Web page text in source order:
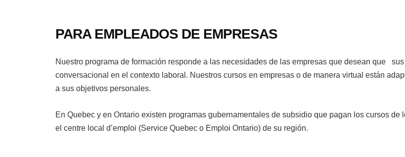
PARA EMPLEADOS DE EMPRESAS
Nuestro programa de formación responde a las necesidades de las empresas que desean que
conversacional en el contexto laboral. Nuestros cursos en empresas o de manera virtual están
a sus objetivos personales.
En Quebec y en Ontario existen programas gubernamentales de subsidio que pagan los cursos
el centre local d’emploi (Service Quebec o Emploi Ontario) de su región.